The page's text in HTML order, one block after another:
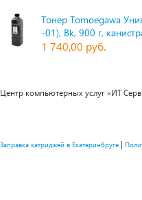
Тонер Tomoegawa
-01), Bk, 900 г,
1 740,00 руб.
Центр компьютерных услуг «ИТ
Заправка катриджей в Екатеринбруге |